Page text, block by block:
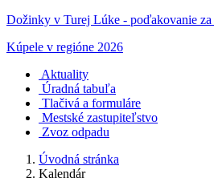
Dožinky v Turej Lúke - poďakovanie za
Kúpele v regióne 2026
Aktuality
Úradná tabuľa
Tlačivá a formuláre
Mestské zastupiteľstvo
Zvoz odpadu
Úvodná stránka
Kalendár